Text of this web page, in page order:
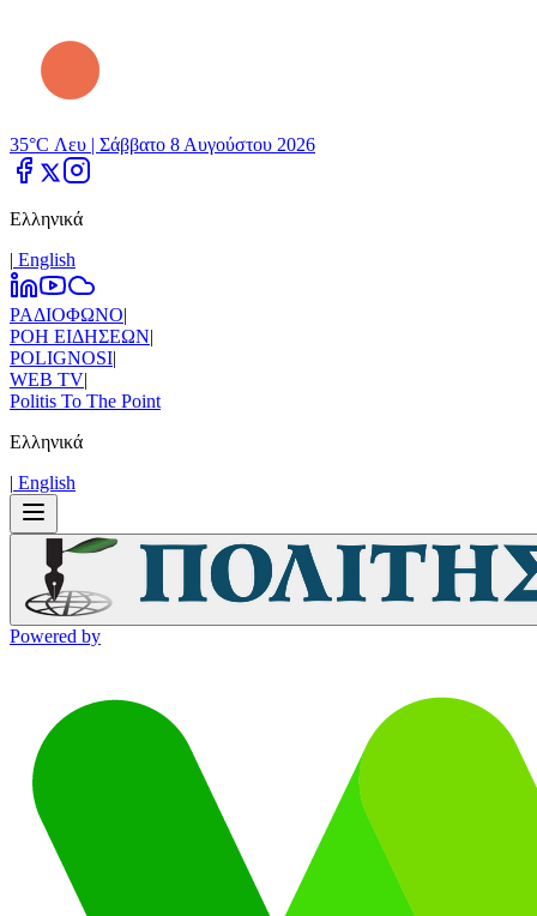
35°C Λευ | Σάββατο 8 Αυγούστου 2026
Ελληνικά
| Εnglish
ΡΑΔΙΟΦΩΝΟ|
ΡΟΗ ΕΙΔΗΣΕΩΝ|
POLIGNOSI|
WEB TV|
Politis To The Point
Ελληνικά
| Εnglish
Powered by